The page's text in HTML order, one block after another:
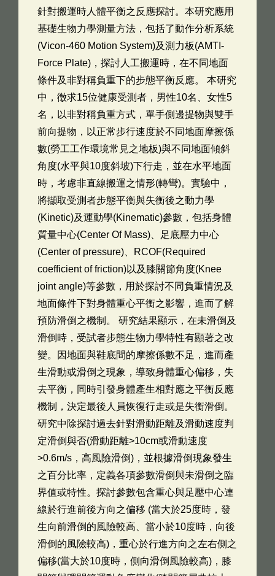
針對搬運時人體平衡之反應探討。本研究應用
基礎生物力學測量方法，包括了動作分析系統
(Vicon-460 Motion System)及測力板(AMTI-
Force Plate)，探討人工搬運時，在不同地面
條件及非對稱負重下的步態平衡反應。 本研究
中，徵求15位健康受測者，男性10名、女性5
名，以非對稱負重方式，單手側邊提物與雙手
前向提物，以正常步行速度於不同地面摩擦係
數(勞工工作環境常見之地板)與不同地面傾斜
角度(水平與10度斜坡)下行走，並在水平地面
時，考慮非直線搬運之情形(轉彎)。實驗中，
將擷取受測者步態平衡與失衡後之動力學
(Kinetic)及運動學(Kinematic)參數，包括身體
質量中心(Center Of Mass)、足底壓力中心
(Center of pressure)、RCOF(Required
coefficient of friction)以及膝關節角度(Knee
joint angle)等參數，用於探討不同負重情況及
地面條件下對身體重心平衡之影響，進而了解
預防滑倒之機制。 研究結果顯示，在未滑倒及
滑倒時，受試者步態生物力學特性有顯著之改
變。因地面與鞋底間的摩擦係數不足，進而產
生滑動或滑倒之現象，導致身體重心偏移，失
去平衡，同時引發身體產生相對應之平衡反應
機制，決定最後人員恢復行走或是失衡滑倒。
研究中除探討過去針對滑動距離及滑動速度判
定滑倒與否(滑動距離>10cm或滑動速度
>0.6m/s，高風險滑倒)，並根據滑倒現象發生
之百分比率，定義各項參數滑倒與未滑倒之臨
界值或特性。探討參數包含重心與足壓中心連
線於行進前後方向之偏移 (當大於25度時，發
生向前滑倒的風險較高、當小於10度時，向後
滑倒的風險較高)，重心於行進方向之左右側之
偏移(當大於10度時，側向滑倒風險較高)，膝